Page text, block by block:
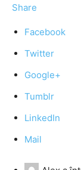
Share
Facebook
Twitter
Google+
Tumblr
LinkedIn
Mail